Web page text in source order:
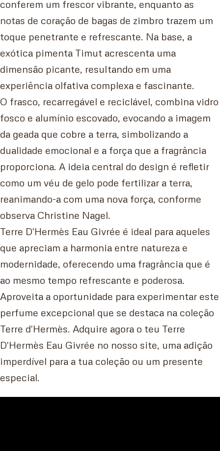
conferem um frescor vibrante, enquanto as
notas de coração de bagas de zimbro trazem um
toque penetrante e refrescante. Na base, a
exótica pimenta Timut acrescenta uma
dimensão picante, resultando em uma
experiência olfativa complexa e fascinante.
O frasco, recarregável e reciclável, combina vidro
fosco e alumínio escovado, evocando a imagem
da geada que cobre a terra, simbolizando a
dualidade emocional e a força que a fragrância
proporciona. A ideia central do design é refletir
como um véu de gelo pode fertilizar a terra,
reanimando-a com uma nova força, conforme
observa Christine Nagel.
Terre D'Hermès Eau Givrée é ideal para aqueles
que apreciam a harmonia entre natureza e
modernidade, oferecendo uma fragrância que é
ao mesmo tempo refrescante e poderosa.
Aproveita a oportunidade para experimentar este
perfume excepcional que se destaca na coleção
Terre d'Hermès. Adquire agora o teu Terre
D'Hermès Eau Givrée no nosso site, uma adição
imperdível para a tua coleção ou um presente
especial.